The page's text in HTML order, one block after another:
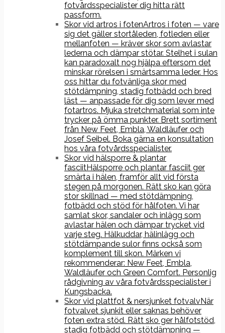
fotvårdsspecialister dig hitta rätt
passform.
Skor vid artros i fotenArtros i foten — vare
sig det gäller stortåleden, fotleden eller
mellanfoten — kräver skor som avlastar
lederna och dämpar stötar. Stelhet i sulan
kan paradoxalt nog hjälpa eftersom det
minskar rörelsen i smärtsamma leder. Hos
oss hittar du fotvänliga skor med
stötdämpning, stadig fotbädd och bred
läst — anpassade för dig som lever med
fotartros. Mjuka stretchmaterial som inte
trycker på ömma punkter. Brett sortiment
från New Feet, Embla, Waldläufer och
Josef Seibel. Boka gärna en konsultation
hos våra fotvårdsspecialister.
Skor vid hälsporre & plantar
fasciitHälsporre och plantar fasciit ger
smärta i hälen, framför allt vid första
stegen på morgonen. Rätt sko kan göra
stor skillnad — med stötdämpning,
fotbädd och stöd för hålfoten. Vi har
samlat skor, sandaler och inlägg som
avlastar hälen och dämpar trycket vid
varje steg. Hälkuddar, hälinlägg och
stötdämpande sulor finns också som
komplement till skon. Märken vi
rekommenderar: New Feet, Embla,
Waldläufer och Green Comfort. Personlig
rådgivning av våra fotvårdsspecialister i
Kungsbacka.
Skor vid plattfot & nersjunket fotvalvNär
fotvalvet sjunkit eller saknas behöver
foten extra stöd. Rätt sko ger hålfotstöd,
stadig fotbädd och stötdämpning —